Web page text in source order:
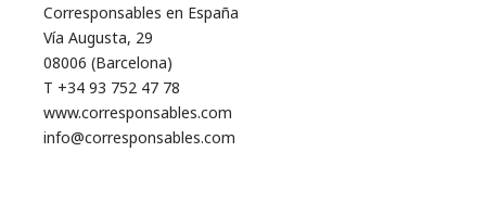
Corresponsables en España
Vía Augusta, 29
08006 (Barcelona)
T +34 93 752 47 78
www.corresponsables.com
info@corresponsables.com